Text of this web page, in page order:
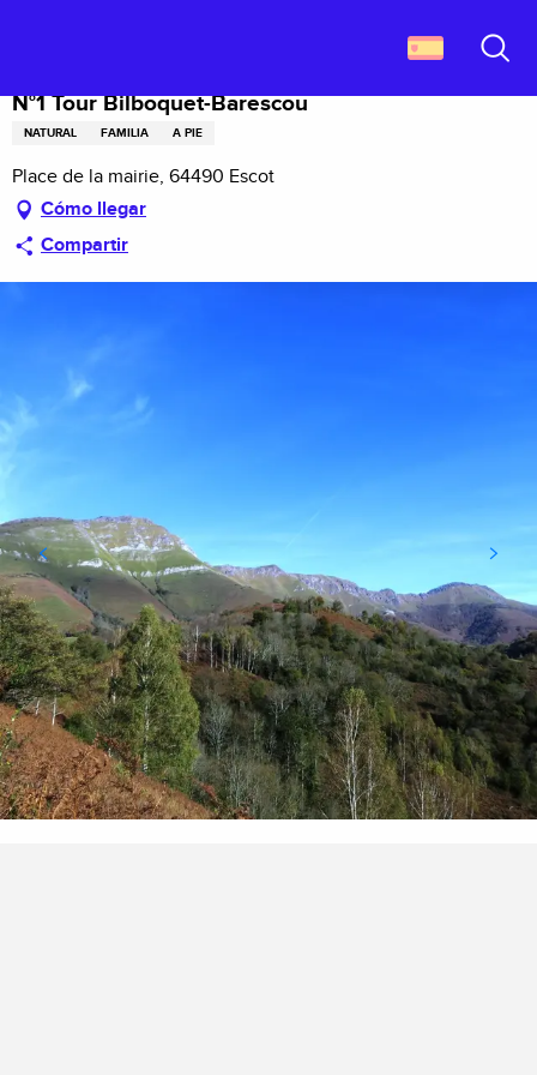
principal
N°1 Tour Bilboquet-Barescou
NATURAL FAMILIA A PIE
Place de la mairie, 64490 Escot
Cómo llegar
Compartir